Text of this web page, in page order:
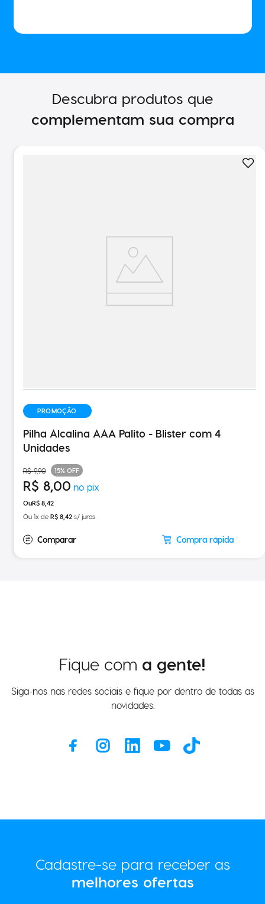
Descubra produtos que
complementam sua compra
PROMOÇÃO
Pilha Alcalina AAA Palito - Blister com 4
Unidades
R$ 9,90 15% OFF
R$ 8, 00
R$ 8, 42
Ou 1x de R$ 8, 42s/ juros
Compra rápida
Fique com a gente!
Siga-nos nas redes sociais e fique por dentro de todas as
novidades.
Cadastre-se para receber as
melhores ofertas